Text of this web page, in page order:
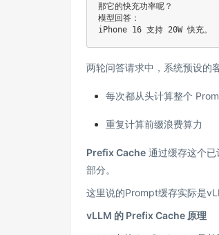
那它的快充功率呢？
模型回答：
iPhone 16 支持 20W 快充。
两轮问答请求中，系统预设的
每次都从头计算整个
重复计算前缀浪费算力
Prefix Cache 通过缓存这个
部分。
这里说的Prompt缓存实际是
vLLM 的 Prefix Cache 原理